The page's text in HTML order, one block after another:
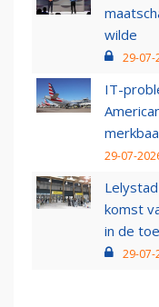
wilde
29-07-
IT-
29-07-
komst
in de
29-07-